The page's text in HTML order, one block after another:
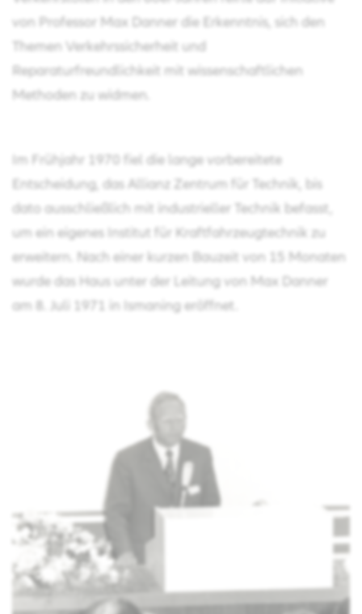
von Professor Max Danner die Erkenntnis, sich den
Themen Verkehrssicherheit und
Reparaturfreundlichkeit mit wissenschaftlichen
Methoden zu widmen.
Im Frühjahr 1970 fiel die lange vorbereitete
Entscheidung, das Allianz Zentrum für Technik, bis
dato ausschließlich mit industrieller Technik befasst,
um ein eigenes Institut für Kraftfahrzeugtechnik zu
erweitern. Nach einer kurzen Bauzeit von 15 Monaten
wurde das Haus unter der Leitung von Max Danner
am 8. Juli 1971 in Ismaning eröffnet.